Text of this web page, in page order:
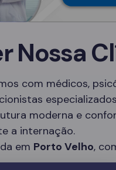
Nossa
com médicos,
moderna e
a internação.
em Porto Velho,